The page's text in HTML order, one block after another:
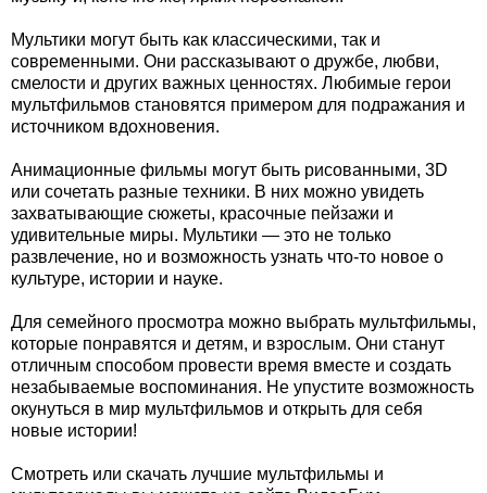
Мультики могут быть как классическими, так и
современными. Они рассказывают о дружбе, любви,
смелости и других важных ценностях. Любимые герои
мультфильмов становятся примером для подражания и
источником вдохновения.
Анимационные фильмы могут быть рисованными, 3D
или сочетать разные техники. В них можно увидеть
захватывающие сюжеты, красочные пейзажи и
удивительные миры. Мультики — это не только
развлечение, но и возможность узнать что-то новое о
культуре, истории и науке.
Для семейного просмотра можно выбрать мультфильмы,
которые понравятся и детям, и взрослым. Они станут
отличным способом провести время вместе и создать
незабываемые воспоминания. Не упустите возможность
окунуться в мир мультфильмов и открыть для себя
новые истории!
Смотреть или скачать лучшие мультфильмы и